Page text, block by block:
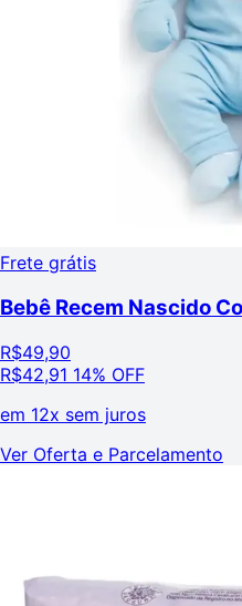
Frete grátis
Bebê Recem Nascido
R$49,90
R$42,91 14% OFF
em 12x sem juros
Ver Oferta e Parcelamento